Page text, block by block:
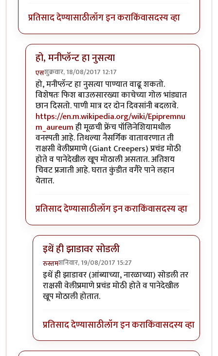
प्रतिसाद देण्यासाठीलॉग इन कराकिंवासदस्य व्हा
हो, मनीप्लॅन्ट हा नुसत्या
एसशुक्रवार, 18/08/2017 12:17
In reply toधन्यवाद!byपिलीयन रायडर
हो, मनीप्लॅन्ट हा नुसत्या पाण्यात वाढू शकतो.
विशेषतः फिश बाउलसारख्या काचेच्या गोल भांड्यात
छान दिसतो. पाणी मात्र दर दोन दिवसांनी बदलावे.
https://en.m.wikipedia.org/wiki/Epipremnu
m_aureumही मूळची फ्रेंच पॉलिनेशियामधील
वनस्पती आहे. तिथल्या नैसर्गिक वातावरणात ती
राक्षसी वेलीप्रमाणे (Giant Creepers) प्रचंड मोठी
होते व पानेदेखील खूप मोठाली असतात. अतिशय
चिवट प्रजाती आहे. घरात कुंडीत वगैरे पाने लहान
येतात.
प्रतिसाद देण्यासाठीलॉग इन कराकिंवासदस्य व्हा
इथें ही झाडावर सोडली
रुस्तमशनिवार, 19/08/2017 15:27
In reply toहो, मनीप्लॅन्ट हा नुसत्याbyएस
इथें ही झाडावर (आंब्याच्या, नारळाच्या) सोडली तर
राक्षसी वेलीप्रमाणे प्रचंड मोठी होते व पानेदेखील
खूप मोठाली होतात.
प्रतिसाद देण्यासाठीलॉग इन कराकिंवासदस्य व्हा